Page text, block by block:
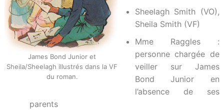
James Bond Junior et
Sheila/Sheelagh illustrés dans la VF
du roman.
Sheelagh Smith (VO),
Sheila Smith (VF)
Mme Raggles :
personne chargée de
veiller sur James
Bond Junior en
l’absence de ses
parents